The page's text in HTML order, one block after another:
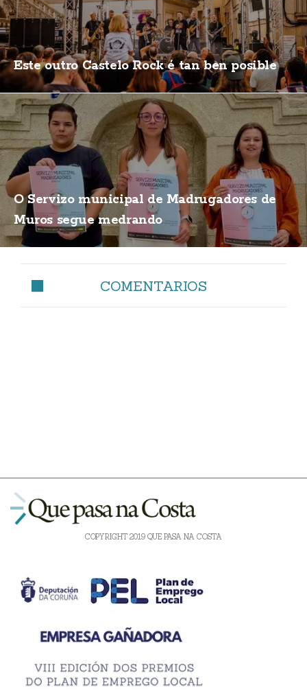
Este outro Castelo Rock é tan ben posible
O Servizo municipal de Madrugadores de
Muros segue medrando
COMENTARIOS
COPYRIGHT 2019 QUE PASA NA COSTA